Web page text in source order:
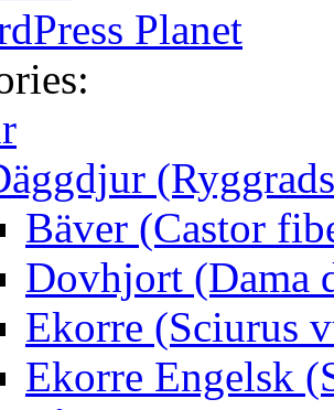
Planet
Bäver (Castor
Dovhjort (Dama
Ekorre (Sciurus
Ekorre Engelsk